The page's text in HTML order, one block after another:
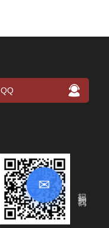
✉
QQ